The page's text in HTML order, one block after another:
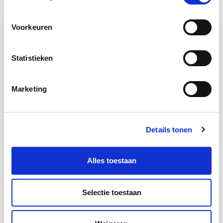
Voorkeuren
Statistieken
Marketing
Details tonen
Alles toestaan
Selectie toestaan
Circulair bouwen is de toekomst. Letterlijk, want in
2050 wil de Nederlandse overheid dat de
Utrecht of online
18 lesdagen lesdag(en)